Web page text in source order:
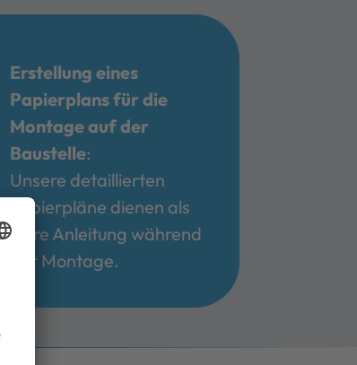
Erstellung eines
Papierplans für die
Montage auf der
Baustelle:
Unsere detaillierten
Papierpläne dienen als
klare Anleitung während
der Montage.